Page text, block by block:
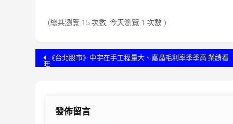
(總共瀏覽 15 次數, 今天瀏覽 1 次數 )
文 《台北股市》中宇在手工程量大、嘉晶毛利率季季高 業績看
旺
發佈留言